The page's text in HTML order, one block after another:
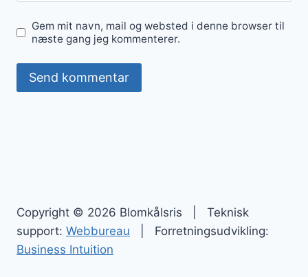
Gem mit navn, mail og websted i denne browser til
næste gang jeg kommenterer.
Copyright © 2026 Blomkålsris | Teknisk
support: Webbureau | Forretningsudvikling:
Business Intuition